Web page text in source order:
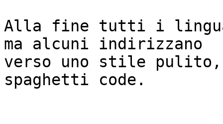
Alla fine tutti i
ma alcuni indirizzano
verso uno stile
spaghetti code.